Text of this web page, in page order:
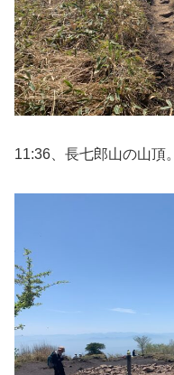
11:36、長七郎山の山頂。